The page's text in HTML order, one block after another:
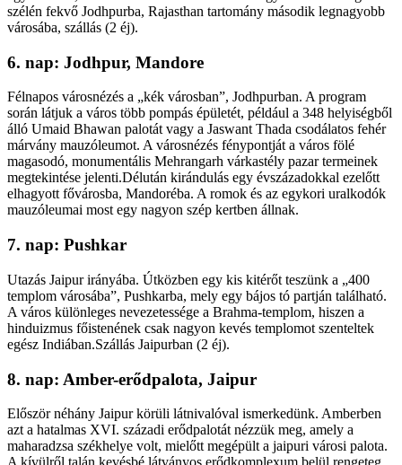
szélén fekvő Jodhpurba, Rajasthan tartomány második legnagyobb
városába, szállás (2 éj).
6. nap: Jodhpur, Mandore
Félnapos városnézés a „kék városban”, Jodhpurban. A program
során látjuk a város több pompás épületét, például a 348 helyiségből
álló Umaid Bhawan palotát vagy a Jaswant Thada csodálatos fehér
márvány mauzóleumot. A városnézés fénypontját a város fölé
magasodó, monumentális Mehrangarh várkastély pazar termeinek
megtekintése jelenti.Délután kirándulás egy évszázadokkal ezelőtt
elhagyott fővárosba, Mandoréba. A romok és az egykori uralkodók
mauzóleumai most egy nagyon szép kertben állnak.
7. nap: Pushkar
Utazás Jaipur irányába. Útközben egy kis kitérőt teszünk a „400
templom városába”, Pushkarba, mely egy bájos tó partján található.
A város különleges nevezetessége a Brahma-templom, hiszen a
hinduizmus főistenének csak nagyon kevés templomot szenteltek
egész Indiában.Szállás Jaipurban (2 éj).
8. nap: Amber-erődpalota, Jaipur
Először néhány Jaipur körüli látnivalóval ismerkedünk. Amberben
azt a hatalmas XVI. századi erődpalotát nézzük meg, amely a
maharadzsa székhelye volt, mielőtt megépült a jaipuri városi palota.